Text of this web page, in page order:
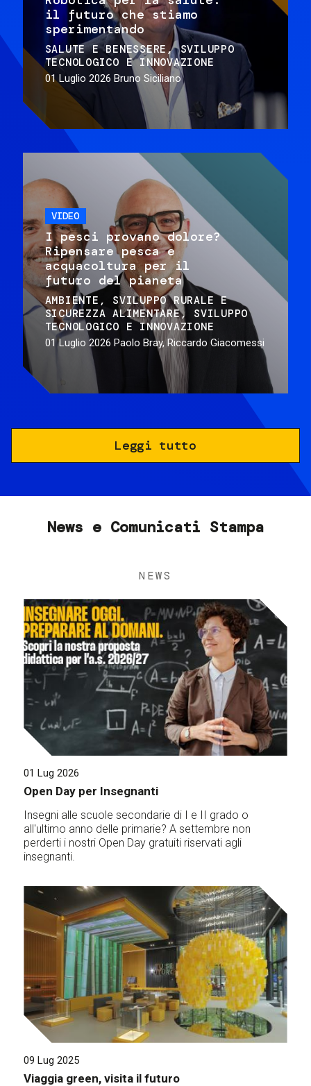
il futuro che stiamo
sperimentando
SALUTE E BENESSERE
SVILUPPO
TECNOLOGICO E INNOVAZIONE
01 Luglio 2026 Bruno Siciliano
VIDEO
I pesci provano dolore?
Ripensare pesca e
acquacoltura per il
futuro del pianeta
AMBIENTE
SVILUPPO RURALE E
SICUREZZA ALIMENTARE
SVILUPPO
TECNOLOGICO E INNOVAZIONE
01 Luglio 2026 Paolo Bray, Riccardo Giacomessi
Leggi tutto
News e Comunicati Stampa
NEWS
01 Lug 2026
Open Day per Insegnanti
Insegni alle scuole secondarie di I e II grado o
all'ultimo anno delle primarie? A settembre non
perderti i nostri Open Day gratuiti riservati agli
insegnanti.
09 Lug 2025
Viaggia green, visita il futuro